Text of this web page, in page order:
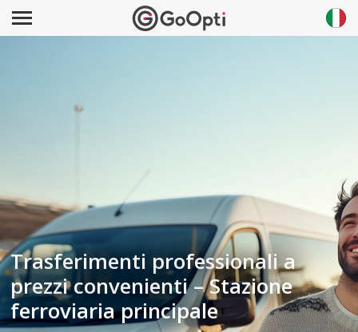
Trasferimenti professionali a
prezzi convenienti – Stazione
ferroviaria principale